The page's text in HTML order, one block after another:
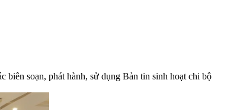
soạn, phát hành, sử dụng Bản tin sinh hoạt chi bộ